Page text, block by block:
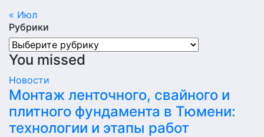
« Июл
Рубрики
Рубрики
You missed
Новости
Монтаж ленточного, свайного и
плитного фундамента в Тюмени:
технологии и этапы работ